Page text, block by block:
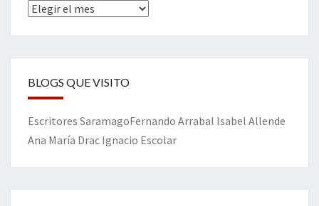
Archivos
BLOGS QUE VISITO
Escritores SaramagoFernando Arrabal Isabel Allende
Ana María Drac Ignacio Escolar